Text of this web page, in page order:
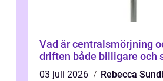
Vad är centralsmörjning
driften både billigare och
03 juli 2026
Rebecca